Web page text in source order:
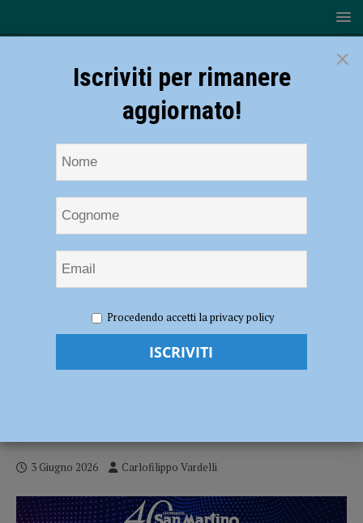
Neanche la pioggia ferma la Piacenza Young Mini Cup: festa per 400
bambini al Polisportivo
Basket – Neanche la pioggia ferma la
3 Giugno 2026 Carlofilippo Vardelli
×
Iscriviti per rimanere
aggiornato!
Procedendo accetti la privacy policy